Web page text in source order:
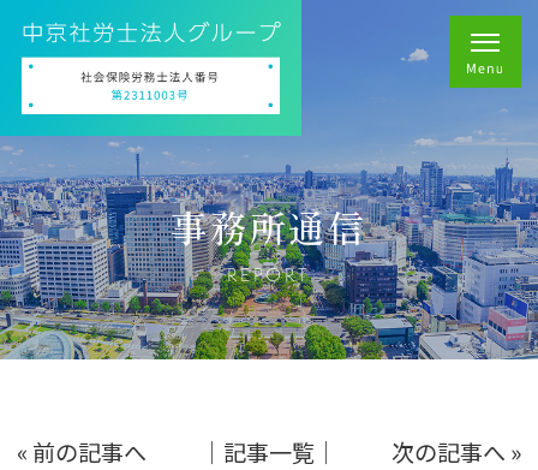
事務所通信
REPORT
« 前の記事へ │記事一覧│ 次の記事へ »